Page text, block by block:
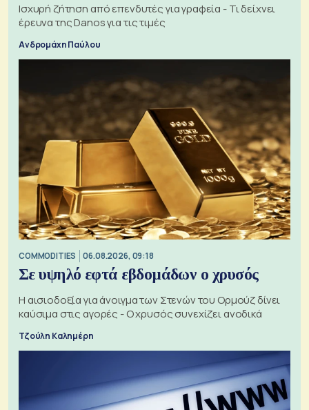
Ισχυρή ζήτηση από επενδυτές για γραφεία - Τι δείχνει
έρευνα της Danos για τις τιμές
Ανδρομάχη Παύλου
COMMODITIES 06.08.2026, 09:18
Σε υψηλό εφτά εβδομάδων ο χρυσός
Η αισιοδοξία για άνοιγμα των Στενών του Ορμούζ δίνει
καύσιμα στις αγορές - Ο χρυσός συνεχίζει ανοδικά
Τζούλη Καλημέρη